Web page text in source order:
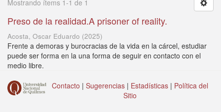
Mostrando ítems 1-1 de 1
Preso de la realidad.A prisoner of reality.
Acosta, Oscar Eduardo (2025)
Frente a demoras y burocracias de la vida en la cárcel, estudiar
puede ser forma en la una forma de seguir en contacto con el
medio libre.
Contacto | Sugerencias | Estadísticas | Política del
Sitio